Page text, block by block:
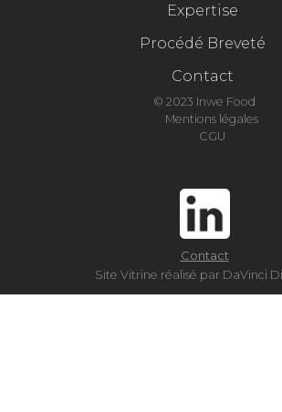
Expertise
Procédé Breveté
Contact
© 2023 Inwe Food
Mentions légales
CGU
Site Vitrine réalisé par DaVinci
Contact